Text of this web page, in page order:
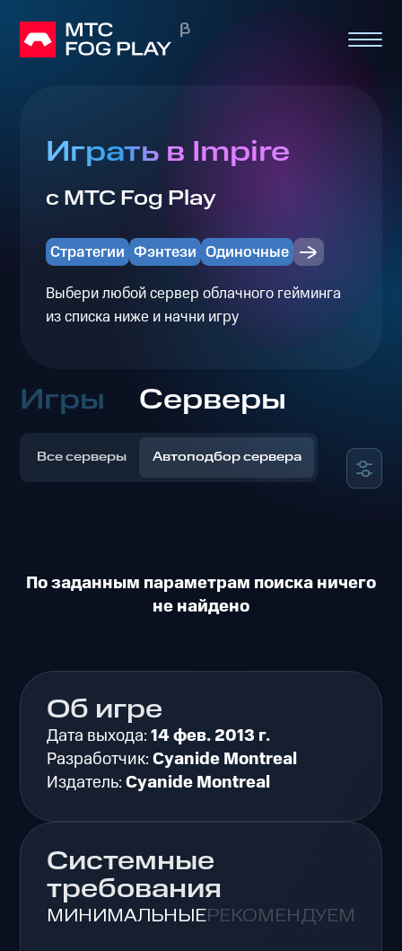
Играть в Impire
с МТС Fog Play
Стратегии Фэнтези Одиночные
Выбери любой сервер облачного гейминга
из списка ниже и начни игру
Игры Серверы
Все серверы Автоподбор сервера
По заданным параметрам поиска ничего
не найдено
Об игре
Дата выхода:14 фев. 2013 г.
Разработчик:Cyanide Montreal
Издатель:Cyanide Montreal
Системные
требования
МИНИМАЛЬНЫЕРЕКОМЕНДУЕМЫЕ